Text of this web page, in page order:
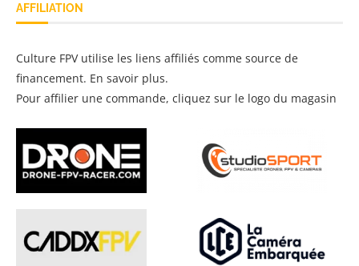
AFFILIATION
Culture FPV utilise les liens affiliés comme source de
financement. En savoir plus.
Pour affilier une commande, cliquez sur le logo du magasin